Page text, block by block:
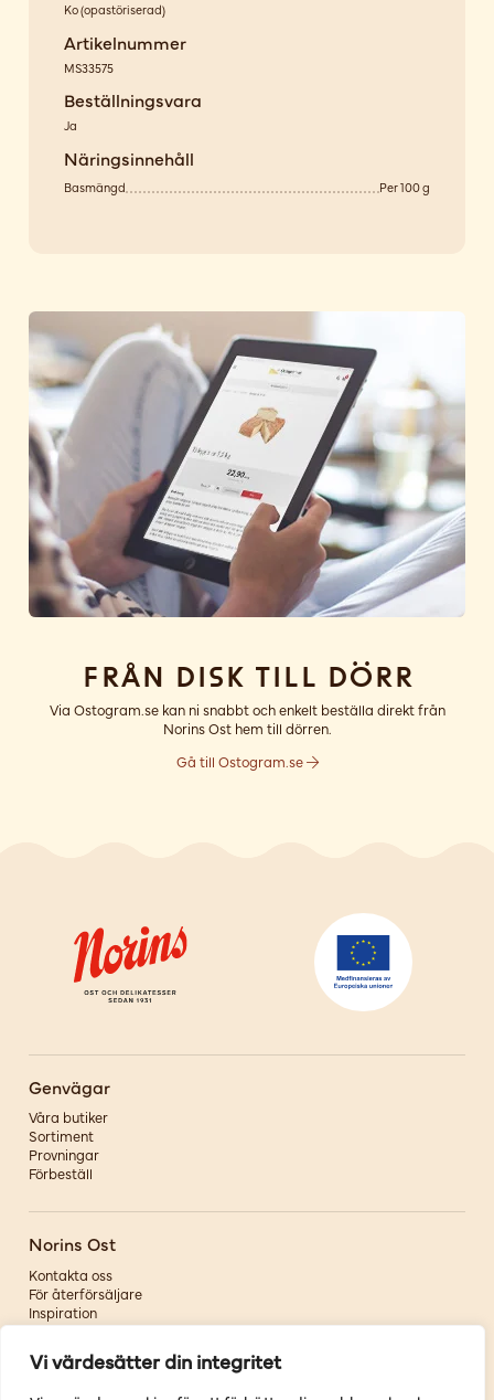
Vi värdesätter din integritet
Ko(opastöriserad)
Artikelnummer
MS33575
Beställningsvara
Ja
Näringsinnehåll
Basmängd Per 100 g
Från disk till dörr
Via Ostogram.se kan ni snabbt och enkelt beställa direkt från
Norins Ost hem till dörren.
Gå till Ostogram.se
Genvägar
Våra butiker
Sortiment
Provningar
Förbeställ
Norins Ost
Kontakta oss
För återförsäljare
Inspiration
Om oss